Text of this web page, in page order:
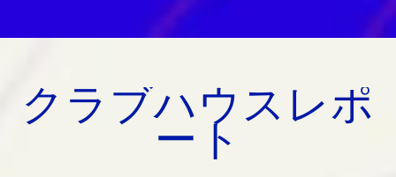
クラブハウスレポ
ート